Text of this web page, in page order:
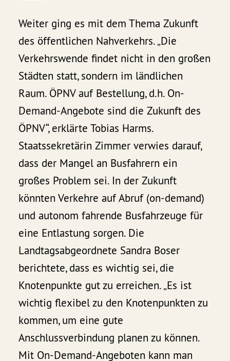
Weiter ging es mit dem Thema Zukunft
des öffentlichen Nahverkehrs. „Die
Verkehrswende findet nicht in den großen
Städten statt, sondern im ländlichen
Raum. ÖPNV auf Bestellung, d.h. On-
Demand-Angebote sind die Zukunft des
ÖPNV“, erklärte Tobias Harms.
Staatssekretärin Zimmer verwies darauf,
dass der Mangel an Busfahrern ein
großes Problem sei. In der Zukunft
könnten Verkehre auf Abruf (on-demand)
und autonom fahrende Busfahrzeuge für
eine Entlastung sorgen. Die
Landtagsabgeordnete Sandra Boser
berichtete, dass es wichtig sei, die
Knotenpunkte gut zu erreichen. „Es ist
wichtig flexibel zu den Knotenpunkten zu
kommen, um eine gute
Anschlussverbindung planen zu können.
Mit On-Demand-Angeboten kann man